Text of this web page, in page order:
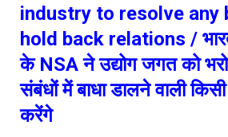
industry to resolve any
hold back relations /
के NSA ने उद्योग जगत को
संबंधों में बाधा डालने वाली
करेंगे